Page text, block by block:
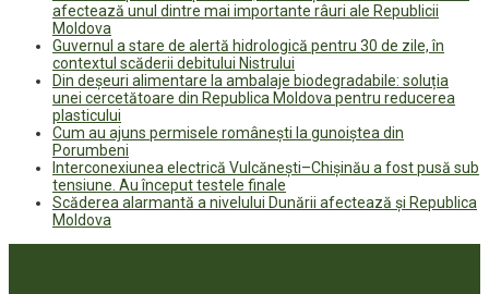
afectează unul dintre mai importante râuri ale Republicii
Moldova
Guvernul a stare de alertă hidrologică pentru 30 de zile, în
contextul scăderii debitului Nistrului
Din deșeuri alimentare la ambalaje biodegradabile: soluția
unei cercetătoare din Republica Moldova pentru reducerea
plasticului
Cum au ajuns permisele românești la gunoiștea din
Porumbeni
Interconexiunea electrică Vulcănești–Chișinău a fost pusă sub
tensiune. Au început testele finale
Scăderea alarmantă a nivelului Dunării afectează și Republica
Moldova